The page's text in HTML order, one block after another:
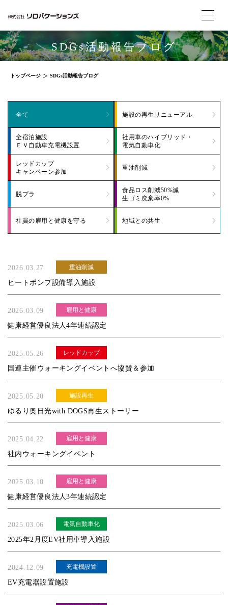
SDGs活動報告ブログ
トップページ SDGs活動報告ブログ
全て 施設の再生リニューアル
全宿泊施設
ＥＶ自動車充電機設置
社用車のハイブリッド・
電気自動車化
レッドカップ
キャンペーン参加
重油削減
脱プラ
食品ロス削減50%減
生ゴミ廃棄率0%
社員の雇用と健康を守る 地域との共生
2026.03.27 重油削減
ヒートポンプ設備導入施設
2026.03.09 雇用と健康
健康経営優良法人4年連続認定
2025.05.26 レッドカップ
国連主催ウォーキングイベントへ協賛＆参加
2025.05.20 施設再生
ゆるり奥日光with DOGS再生ストーリー
2025.04.22 雇用と健康
社内ウォーキングイベント
2025.03.10 雇用と健康
健康経営優良法人3年連続認定
2025.03.06 電気自動車化
2025年2月度EV社用車導入施設
2024.12.09 充電機設置
EV充電器設置施設